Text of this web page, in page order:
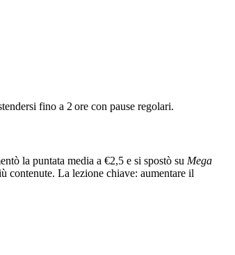
fino a 2 ore con pause regolari.
la puntata media a €2,5 e si spostò su Mega
contenute. La lezione chiave: aumentare il